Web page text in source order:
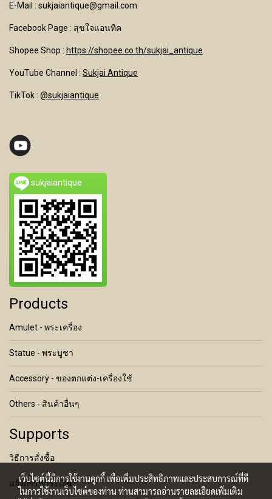
E-Mail : sukjaiantique@gmail.com
Facebook Page : สุขใจแอนทีค
Shopee Shop : https://shopee.co.th/sukjai_antique
YouTube Channel : Sukjai Antique
TikTok : @sukjaiantique
sukjaiantique
Products
Amulet - พระเครื่อง
Statue - พระบูชา
Accessory - ของตกแต่ง-เครื่องใช้
Others - สินค้าอื่นๆ
Supports
วิธีการสั่งซื้อ
แจ้งการชำระเงิน
เว็บไซต์นี้มีการใช้งานคุกกี้ เพื่อเพิ่มประสิทธิภาพและประสบการณ์ที่ดี
ในการใช้งานเว็บไซต์ของท่าน ท่านสามารถอ่านรายละเอียดเพิ่มเติม